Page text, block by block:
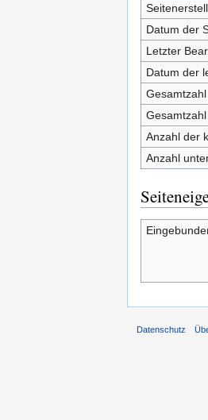
Datum der
Letzter
Datum der
Anzahl der
Anzahl
Datenschutz